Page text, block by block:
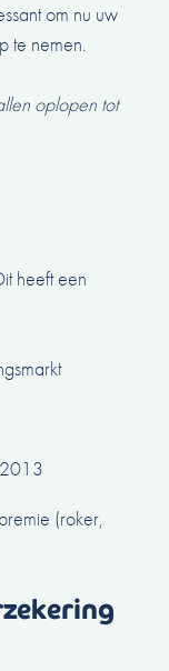
om nu uw
te nemen.
oplopen tot
heeft een
(roker,